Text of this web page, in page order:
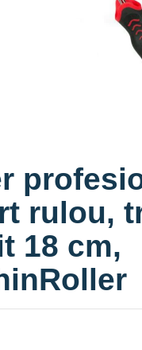
rulou,
18 cm,